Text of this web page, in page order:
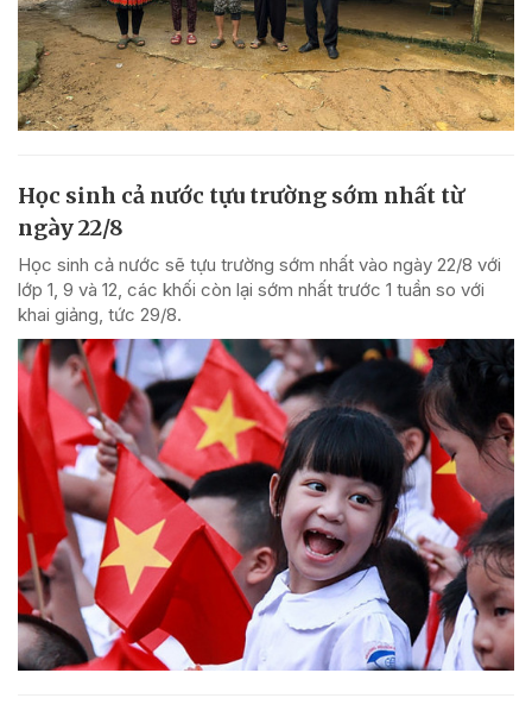
Học sinh cả nước tựu trường sớm nhất từ
ngày 22/8
Học sinh cả nước sẽ tựu trường sớm nhất vào ngày 22/8 với
lớp 1, 9 và 12, các khối còn lại sớm nhất trước 1 tuần so với
khai giảng, tức 29/8.